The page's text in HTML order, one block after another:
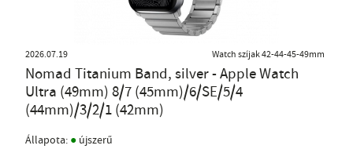
2026.07.19 Watch szíjak 42-44-45-49mm
Nomad Titanium Band, silver - Apple Watch
Ultra (49mm) 8/7 (45mm)/6/SE/5/4
(44mm)/3/2/1 (42mm)
Állapota: ● újszerű